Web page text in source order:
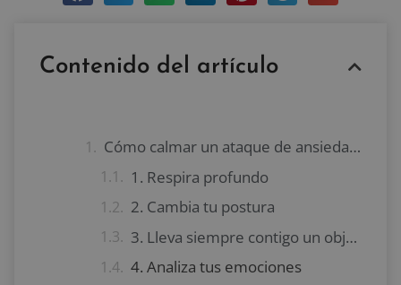
Contenido del artículo
Cómo calmar un ataque de ansiedad en segundos
1. Respira profundo
2. Cambia tu postura
3. Lleva siempre contigo un objeto especial
4. Analiza tus emociones